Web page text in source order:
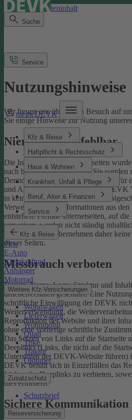
Direkt zum Seiteninhalt
Suche
meineDEVK
Kfz & Reise
Haftpflicht & Rechtsschutz
Haus & Wohnen
Krankheit, Unfall & Pflege
Beruf, Alter & Finanzen
Service
Kfz & Reise
Pkw
E-Auto
Kleinkraftrad
Anhänger
Motorrad
Weitere Kfz-Versicherungen
Wohnwagen
Lieferwagen
Wohnmobil
Quad
Trike
Traktor
Oldtimer
Zusatzschutz
Schutzbrief
Reiseversicherung
Service
Nutzungshinweise
Wir freuen uns über Ihren Besuch auf
Sie einige Hinweise zur Nutzung
Niemand ist unfehlbar
Die Inhalte der DEVK-Webseiten
nach bestem Wissen erstellt. Sie werden
Dennoch können wir keine Gewähr für
und Aktualität übernehmen. Die DEVK
in keinem Fall für Schäden oder
Verwendung von Informationen aus
entstehen. Fremde Internetseiten, auf
verweisen, werden nicht ständig
Versicherungen übernehmen daher
dieser Seiten.
Missbrauch verboten
Design, Name, Logo, Struktur und
urheberrechtlich geschützt. Eine
schriftliche Einwilligung der DEVK
Weiterverwendung, die
Reproduktion der Website und ihrer
ohne eine vorherige schriftliche
Das Setzen von Links auf die Startseite
Deeplinks (Links, die nicht auf die
Unterseiten der DEVK-Website führen)
DEVK behält sich in Einzelfällen das
Links oder Deeplinks zu verbieten,
dies erfordern.
Sichere